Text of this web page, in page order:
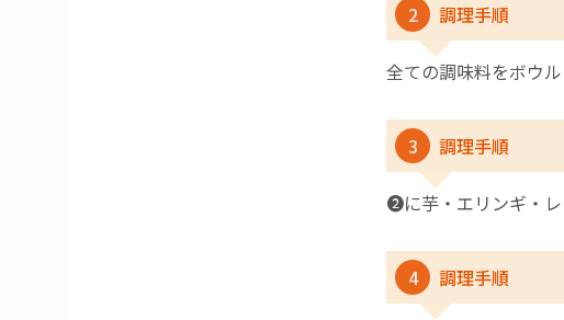
2 調理手順
全ての調味料をボウ
3 調理手順
❷に芋・エリンギ・レ
4 調理手順